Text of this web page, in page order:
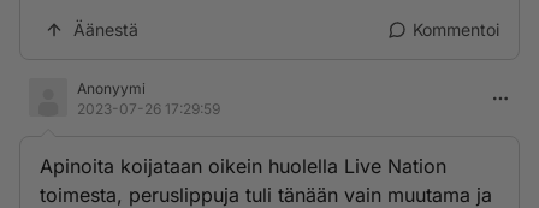
Äänestä Kommentoi
Anonyymi
2023-07-26 17:29:59
Apinoita koijataan oikein huolella Live Nation
toimesta, peruslippuja tuli tänään vain muutama ja